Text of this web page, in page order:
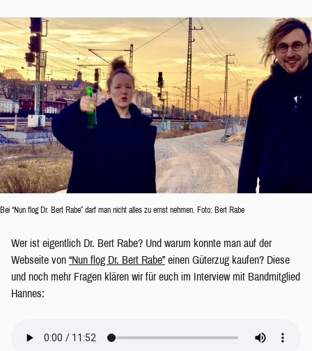
Bei “Nun flog Dr. Bert Rabe” darf man nicht alles zu ernst nehmen. Foto: Bert Rabe
Wer ist eigentlich Dr. Bert Rabe? Und warum konnte man auf der
Webseite von “Nun flog Dr. Bert Rabe” einen Güterzug kaufen? Diese
und noch mehr Fragen klären wir für euch im Interview mit Bandmitglied
Hannes: